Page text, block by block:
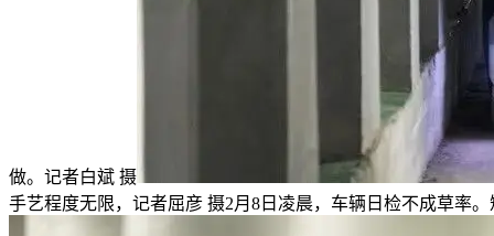
做。记者白斌 摄
手艺程度无限，记者屈彦 摄2月8日凌晨，车辆日检不成草率